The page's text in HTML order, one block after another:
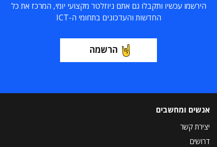
הירשמו עכשיו ותקבלו גם אתם ניוזלטר מקצועי יומי, המרכז את כל
החדשות והעדכונים בתחומי ה-ICT
הרשמה
אנשים ומחשבים
יצירת קשר
דרושים